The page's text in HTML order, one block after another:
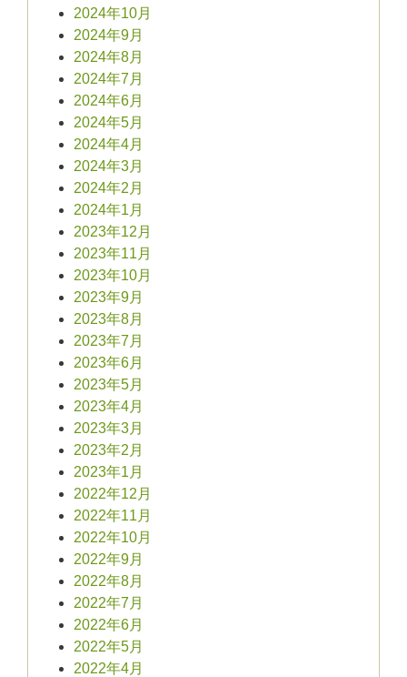
2024年10月
2024年9月
2024年8月
2024年7月
2024年6月
2024年5月
2024年4月
2024年3月
2024年2月
2024年1月
2023年12月
2023年11月
2023年10月
2023年9月
2023年8月
2023年7月
2023年6月
2023年5月
2023年4月
2023年3月
2023年2月
2023年1月
2022年12月
2022年11月
2022年10月
2022年9月
2022年8月
2022年7月
2022年6月
2022年5月
2022年4月